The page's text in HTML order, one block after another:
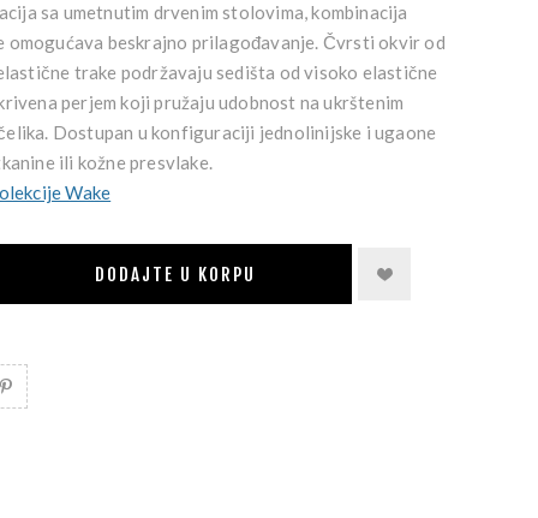
sa umetnutim drvenim stolovima, kombinacija
omogućava beskrajno prilagođavanje. Čvrsti okvir od
trake podržavaju sedišta od visoko elastične
perjem koji pružaju udobnost na ukrštenim
Dostupan u konfiguraciji jednolinijske i ugaone
ili kožne presvlake.
Wake
DODAJTE U KORPU